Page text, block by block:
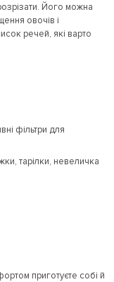
Його можна
овочів і
речей, які варто
фільтри для
тарілки, невеличка
приготуєте собі й